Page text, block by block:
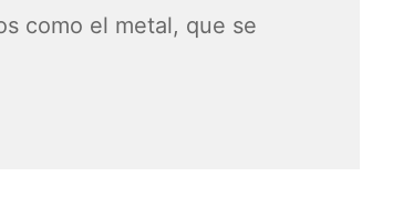
como el metal, que se